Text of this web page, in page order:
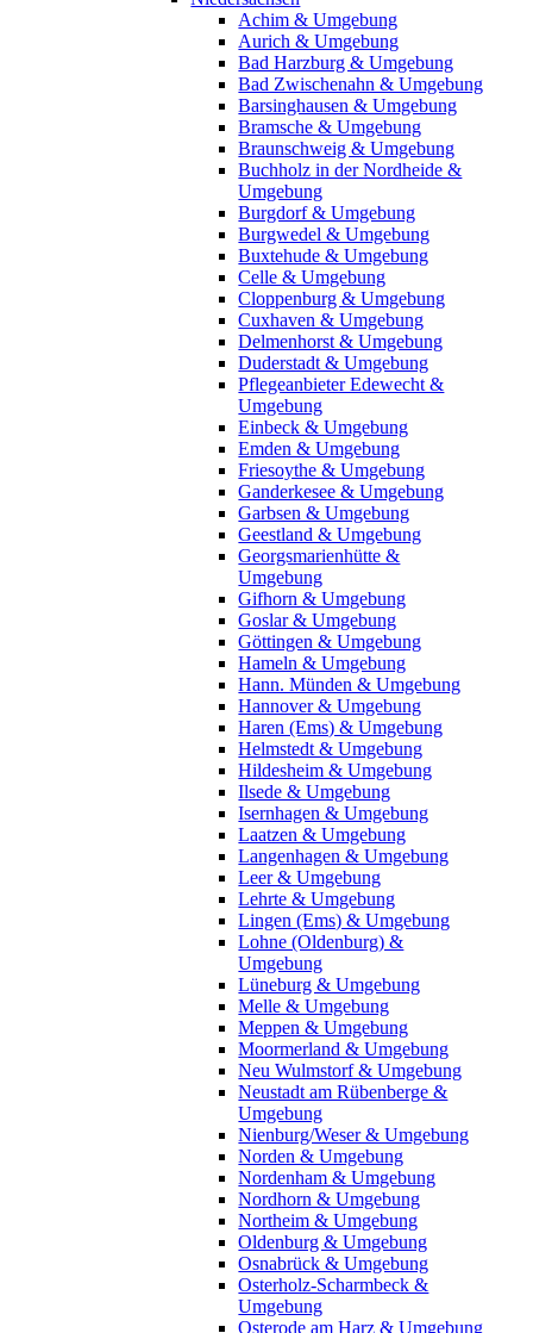
Achim & Umgebung
Aurich & Umgebung
Bad Harzburg & Umgebung
Bad Zwischenahn & Umgebung
Barsinghausen & Umgebung
Bramsche & Umgebung
Braunschweig & Umgebung
Buchholz in der Nordheide &
Umgebung
Burgdorf & Umgebung
Burgwedel & Umgebung
Buxtehude & Umgebung
Celle & Umgebung
Cloppenburg & Umgebung
Cuxhaven & Umgebung
Delmenhorst & Umgebung
Duderstadt & Umgebung
Pflegeanbieter Edewecht &
Umgebung
Einbeck & Umgebung
Emden & Umgebung
Friesoythe & Umgebung
Ganderkesee & Umgebung
Garbsen & Umgebung
Geestland & Umgebung
Georgsmarienhütte &
Umgebung
Gifhorn & Umgebung
Goslar & Umgebung
Göttingen & Umgebung
Hameln & Umgebung
Hann. Münden & Umgebung
Hannover & Umgebung
Haren (Ems) & Umgebung
Helmstedt & Umgebung
Hildesheim & Umgebung
Ilsede & Umgebung
Isernhagen & Umgebung
Laatzen & Umgebung
Langenhagen & Umgebung
Leer & Umgebung
Lehrte & Umgebung
Lingen (Ems) & Umgebung
Lohne (Oldenburg) &
Umgebung
Lüneburg & Umgebung
Melle & Umgebung
Meppen & Umgebung
Moormerland & Umgebung
Neu Wulmstorf & Umgebung
Neustadt am Rübenberge &
Umgebung
Nienburg/Weser & Umgebung
Norden & Umgebung
Nordenham & Umgebung
Nordhorn & Umgebung
Northeim & Umgebung
Oldenburg & Umgebung
Osnabrück & Umgebung
Osterholz-Scharmbeck &
Umgebung
Osterode am Harz & Umgebung